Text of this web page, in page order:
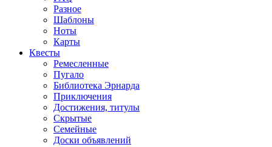
Разное
Шаблоны
Ноты
Карты
Квесты
Ремесленные
Пугало
Библиотека Эрнарда
Приключения
Достижения, титулы
Скрытые
Семейные
Доски объявлений